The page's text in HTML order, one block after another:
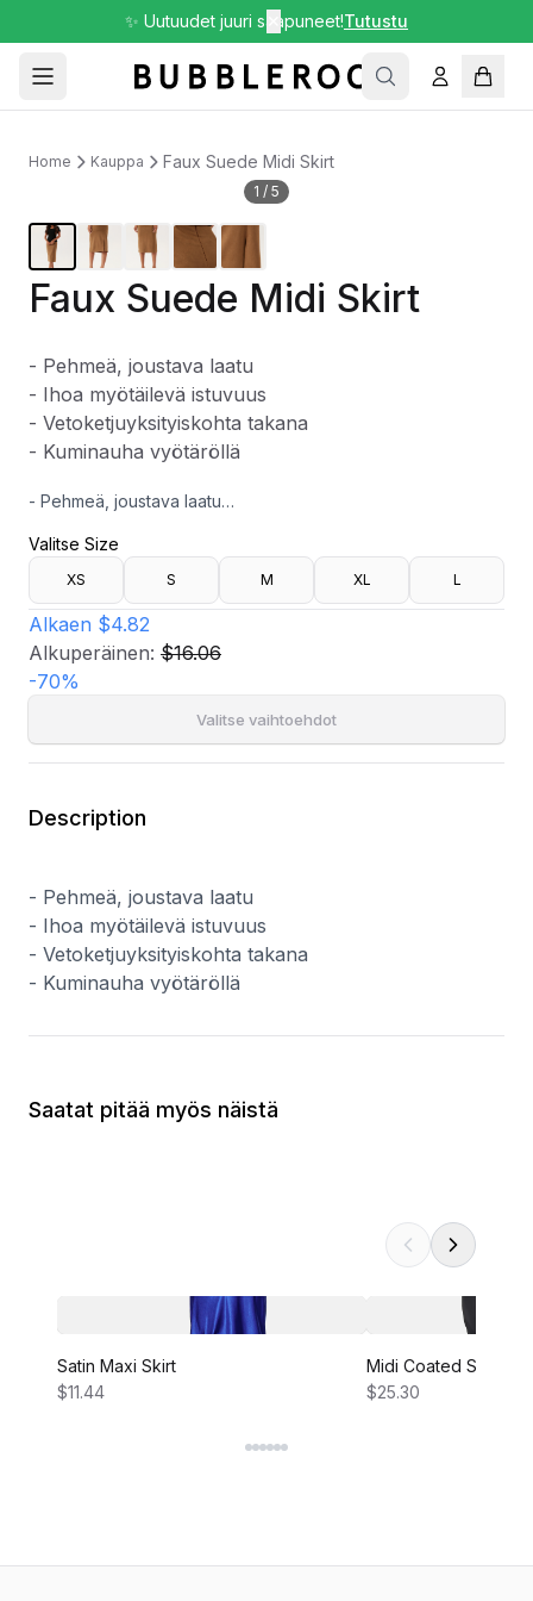
✨ Uutuudet juuri saapuneet!Tutustu
Home Kauppa Faux Suede Midi Skirt
1 / 5
Faux Suede Midi Skirt
- Pehmeä, joustava laatu
- Ihoa myötäilevä istuvuus
- Vetoketjuyksityiskohta takana
- Kuminauha vyötäröllä
- Pehmeä, joustava laatu
- Vetoketjuyksityiskohta takana
- Kuminauha vyötäröllä
Valitse Size
XS S M XL L
Alkaen $4.82
Alkuperäinen: $16.06
-70%
Valitse vaihtoehdot
Description
- Pehmeä, joustava laatu
- Ihoa myötäilevä istuvuus
- Vetoketjuyksityiskohta takana
- Kuminauha vyötäröllä
Saatat pitää myös näistä
Satin Maxi Skirt
$11.44
Midi Coated Skirt
$25.30